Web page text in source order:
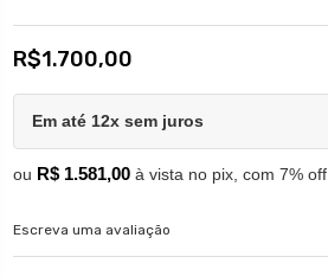
R$1.700,00
Em até 12x sem juros
ou R$ 1.581,00 à vista no pix, com 7% off
Escreva uma avaliação